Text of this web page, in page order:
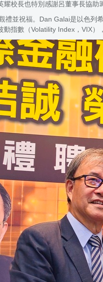
校長也特別感謝呂董事長協
並祝福。Dan Galai是以色
指數（Volatility Index，VIX）